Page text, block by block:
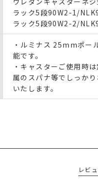
ラック5段90W2-1/
ラック5段90W2-2/
・ルミナス 25mmポー
能です。
・キャスターご使用時
属のスパナ等でしっか
いたします。
レビ